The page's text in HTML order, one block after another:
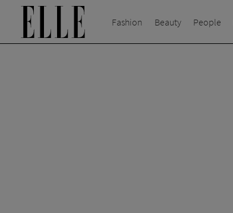
Fashion Beauty People